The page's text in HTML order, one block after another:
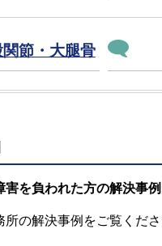
節・大腿骨
を負われた方の解決事
の解決事例をご覧くださ